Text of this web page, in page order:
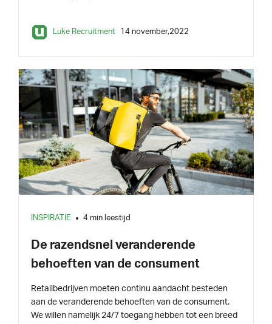
Luke Recruitment 14 november,2022
INSPIRATIE 4 min leestijd
De razendsnel veranderende
behoeften van de consument
Retailbedrijven moeten continu aandacht besteden
aan de veranderende behoeften van de consument.
We willen namelijk 24/7 toegang hebben tot een breed